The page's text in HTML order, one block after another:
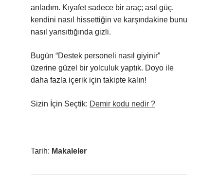
anladım. Kıyafet sadece bir araç; asıl güç,
kendini nasıl hissettiğin ve karşındakine bunu
nasıl yansıttığında gizli.
Bugün “Destek personeli nasıl giyinir”
üzerine güzel bir yolculuk yaptık. Doyo ile
daha fazla içerik için takipte kalın!
Sizin İçin Seçtik: Demir kodu nedir ?
Tarih: Makaleler